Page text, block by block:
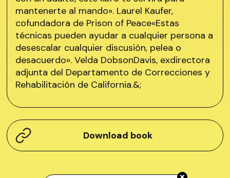
mantenerte al mando». Laurel Kaufer,
cofundadora de Prison of Peace«Estas
técnicas pueden ayudar a cualquier persona a
desescalar cualquier discusión, pelea o
desacuerdo». Velda DobsonDavis, exdirectora
adjunta del Departamento de Correcciones y
Rehabilitación de California.&;
Download book